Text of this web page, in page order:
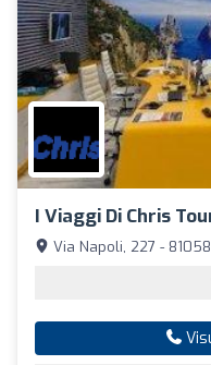
I Viaggi Di Chris
Via Napoli, 227 -